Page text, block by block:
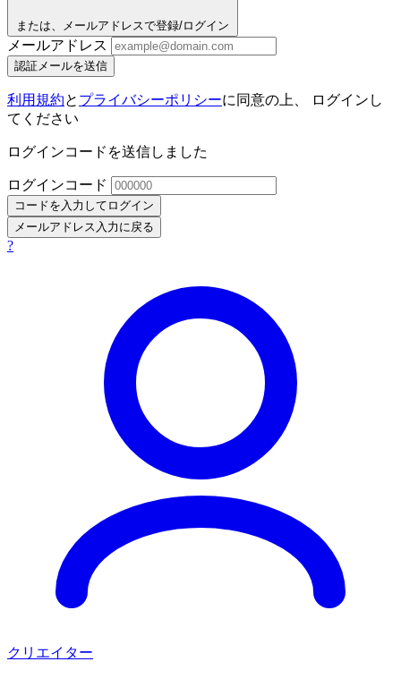
または、メールアドレスで登録/ログイン
メールアドレス
認証メールを送信
利用規約と プライバシーポリシーに同意の上、 ログインし
てください
ログインコードを送信しました
ログインコード
コードを入力してログイン
メールアドレス入力に戻る
?
クリエイター